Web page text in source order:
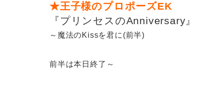
★王子様のプロポーズEK
『プリンセスのAnniversary』
～魔法のKissを君に(前半)
前半は本日終了～